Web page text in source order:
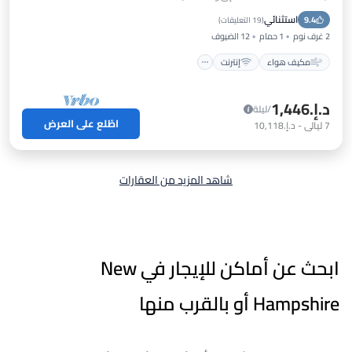
9.4 استثنائي(19 التعليقات )
2 غرف نوم 1 حمام
12 الضيوف
مكيف هواء
إنترنت
مناسب للحيوانات الأليفة
د.إ.‏1,446
/ليلة
7ليالي- د.إ.‏10,118 اطّلع على العرض
شاهد المزيد من العقارات
ابحث عن أماكن للإيجار في New
Hampshire أو بالقرب منها